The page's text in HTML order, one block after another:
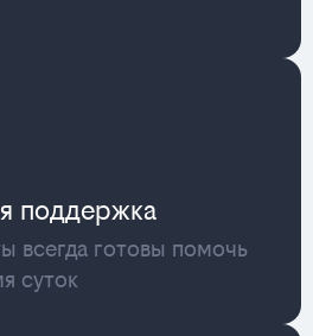
поддержка
всегда готовы помочь
суток